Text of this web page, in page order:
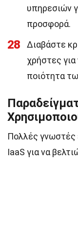
υπηρεσιών
προσφορά.
28
Διαβάστε
χρήστες για
ποιότητα
Πολλές γνωστές
IaaS για να